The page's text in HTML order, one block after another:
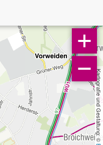
Kartografie und Gestaltung: ©